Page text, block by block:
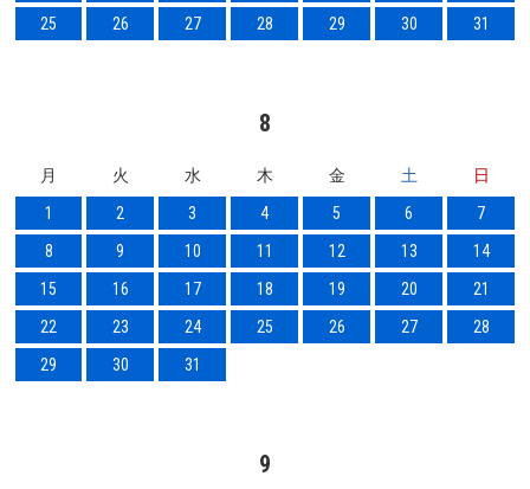
25 26 27 28 29 30 31
8
月 火 水 木 金 土
日
1
2 3 4 5 6
7
8
9 10 11 12 13
14
15
16 17 18 19 20
21
22
23 24 25 26 27
28
29
30 31
9